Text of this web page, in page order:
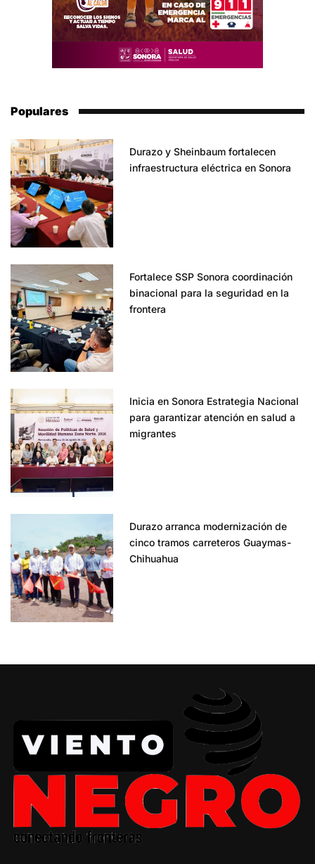
Populares
Durazo y Sheinbaum fortalecen
infraestructura eléctrica en Sonora
Fortalece SSP Sonora coordinación
binacional para la seguridad en la
frontera
Inicia en Sonora Estrategia Nacional
para garantizar atención en salud a
migrantes
Durazo arranca modernización de
cinco tramos carreteros Guaymas-
Chihuahua